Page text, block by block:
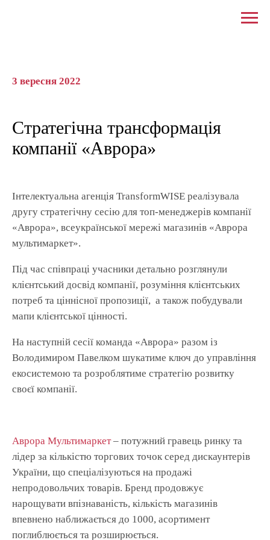
3 вересня 2022
Стратегічна трансформація
компанії «Аврора»
Інтелектуальна агенція TransformWISE реалізувала
другу стратегічну сесію для топ-менеджерів компанії
«Аврора», всеукраїнської мережі магазинів «Аврора
мультимаркет».
Під час співпраці учасники детально розглянули
клієнтський досвід компанії, розуміння клієнтських
потреб та ціннісної пропозиції, а також побудували
мапи клієнтської цінності.
На наступній сесії команда «Аврора» разом із
Володимиром Павелком шукатиме ключ до управління
екосистемою та розроблятиме стратегію розвитку
своєї компанії.
Аврора Мультимаркет– потужний гравець ринку та
лідер за кількістю торгових точок серед дискаунтерів
України, що спеціалізуються на продажі
непродовольчих товарів. Бренд продовжує
нарощувати впізнаваність, кількість магазинів
впевнено наближається до 1000, асортимент
поглиблюється та розширюється.